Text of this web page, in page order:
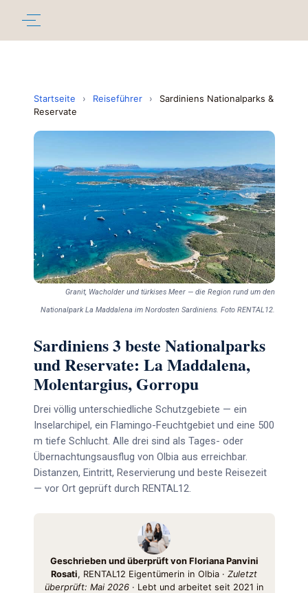
Startseite › Reiseführer ›
Sardiniens Nationalparks &
Reservate
Granit, Wacholder und türkises Meer — die Region rund um den
Nationalpark La Maddalena im Nordosten Sardiniens. Foto RENTAL12.
Sardiniens 3 beste Nationalparks
und Reservate: La Maddalena,
Molentargius, Gorropu
Drei völlig unterschiedliche Schutzgebiete — ein
Inselarchipel, ein Flamingo-Feuchtgebiet und eine 500
m tiefe Schlucht. Alle drei sind als Tages- oder
Übernachtungsausflug von Olbia aus erreichbar.
Distanzen, Eintritt, Reservierung und beste Reisezeit
— vor Ort geprüft durch RENTAL12.
Geschrieben und überprüft von Floriana Panvini
Rosati, RENTAL12 Eigentümerin in Olbia · Zuletzt
überprüft: Mai 2026· Lebt und arbeitet seit 2021 in